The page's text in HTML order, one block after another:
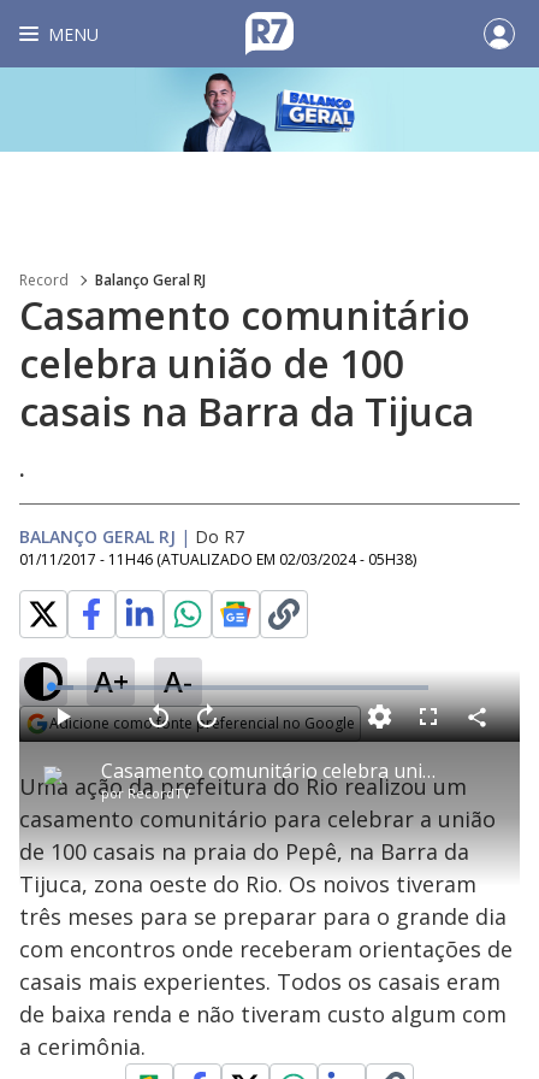
MENU
Record Balanço Geral RJ
Casamento comunitário
celebra união de 100
casais na Barra da Tijuca
.
BALANÇO GERAL RJ | Do R7
01/11/2017 - 11H46 (ATUALIZADO EM 02/03/2024 - 05H38)
A+ A-
Adicione como fonte preferencial no Google
P
l
a
y
Casamento comunitário celebra união de 100 casais na Barra da Tijuca
por RecordTV
P V
t
a
r
0
e
g
n
d
s
A
n
ç
a
1
s
e
u
n
o
M
u
d
o
L
o
a
d
e
.
2
1
%
F
l
e
n
C
o
i
l
Uma ação da prefeitura do Rio realizou um
casamento comunitário para celebrar a união
de 100 casais na praia do Pepê, na Barra da
Tijuca, zona oeste do Rio. Os noivos tiveram
três meses para se preparar para o grande dia
com encontros onde receberam orientações de
casais mais experientes. Todos os casais eram
de baixa renda e não tiveram custo algum com
a cerimônia.